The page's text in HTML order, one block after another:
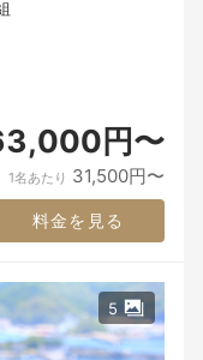
料理がお客様の前に
浦の景色、そして大
ただのモノではな
ではありません。
ごすひとときです。
円〜
1名あたり 31,500円〜
料金を見る
5